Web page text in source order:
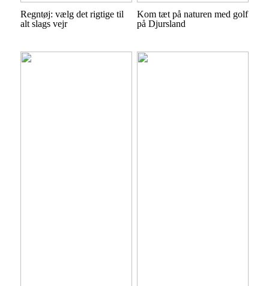
Regntøj: vælg det rigtige til
alt slags vejr
Kom tæt på naturen med golf
på Djursland